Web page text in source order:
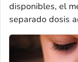
disponibles, el
separado dosis